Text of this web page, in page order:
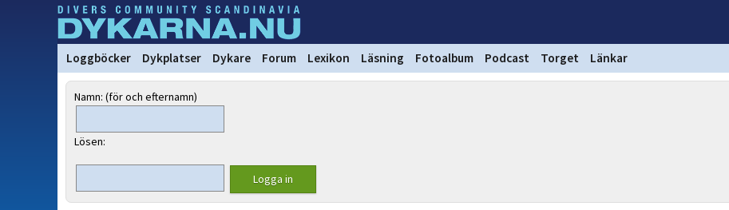
Loggböcker Dykplatser Dykare Forum Lexikon Läsning Fotoalbum Podcast Torget Länkar
Namn: (för och efternamn)
Lösen: